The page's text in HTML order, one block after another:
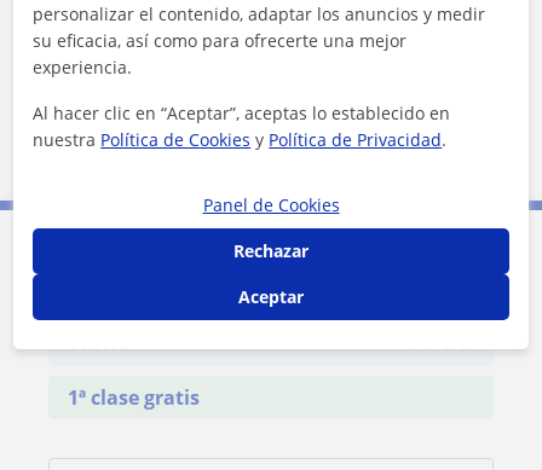
Zona de Carmen Ester
Onil
Castalla Biar Ibi Alcoy
1ª clase gratis
personalizar el contenido, adaptar los anuncios y medir
su eficacia, así como para ofrecerte una mejor
experiencia.
Al hacer clic en “Aceptar”, aceptas lo establecido en
nuestra Política de Cookies y Política de Privacidad.
Panel de Cookies
Rechazar
Aceptar